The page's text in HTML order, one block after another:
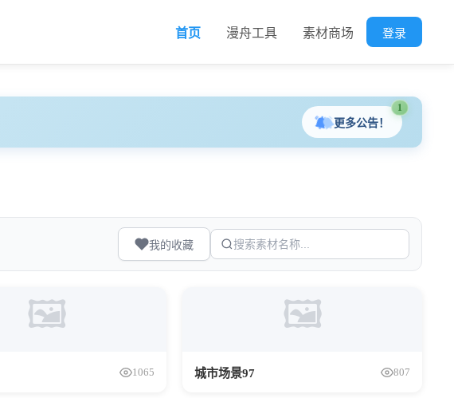
首页 漫舟工具 素材商场 登录
更多公告！
1
我的收藏
🖼️
1065
🖼️
城市场景97 807